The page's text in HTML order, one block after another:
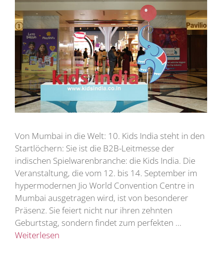
Von Mumbai in die Welt: 10. Kids India steht in den
Startlöchern: Sie ist die B2B-Leitmesse der
indischen Spielwarenbranche: die Kids India. Die
Veranstaltung, die vom 12. bis 14. September im
hypermodernen Jio World Convention Centre in
Mumbai ausgetragen wird, ist von besonderer
Präsenz. Sie feiert nicht nur ihren zehnten
Geburtstag, sondern findet zum perfekten …
Weiterlesen